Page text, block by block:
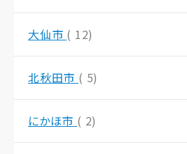
大仙市 ( 12)
北秋田市 ( 5)
にかほ市 ( 2)